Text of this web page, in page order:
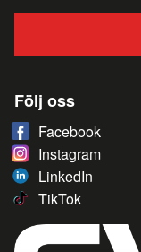
Följ oss
Facebook
Instagram
LinkedIn
TikTok